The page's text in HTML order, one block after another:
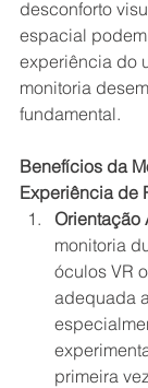
desconforto
espacial
experiência do
monitoria
fundamental.
Benefícios da
Experiência de
Orientação
monitoria
óculos VR
adequada
primeira